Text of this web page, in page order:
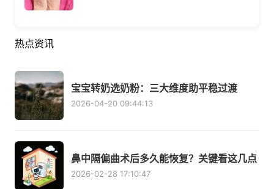
热点资讯
宝宝转奶选奶粉：三大维度助平稳过渡
2026-04-20 09:44:13
鼻中隔偏曲术后多久能恢复？关键看这几点
2026-02-28 17:10:47